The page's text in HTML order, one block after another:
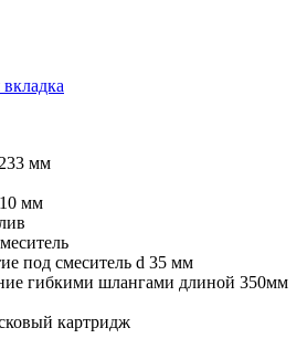
мм
мм
под смеситель d 35 мм
гибкими шлангами длиной 350мм
картридж